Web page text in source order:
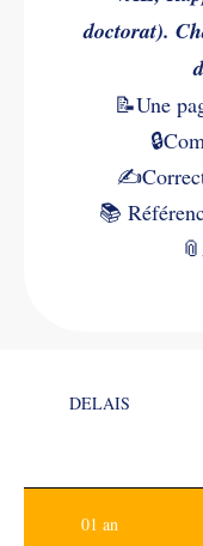
doctorat).
📝Une
✍️
📚
📎
DELAIS
01 an